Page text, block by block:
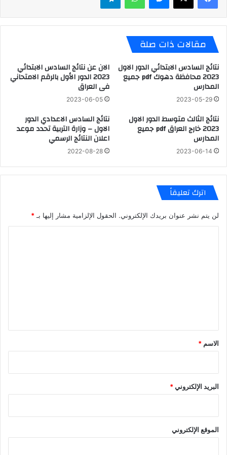
مقالات ذات صلة
نتائج السادس الابتدائي الدور الاول
2023 محافظة دهوك pdf جميع
المدارس
2023-05-29
الان عن نتائج السادس الابتدائي
2023 الدور الأول بالرقم الامتحاني
فى العراق
2023-06-05
نتائج الثالث متوسط الدور الاول
2023 خارج العراق pdf جميع
المدارس
2023-06-14
نتائج السادس الاعدادي الدور
الاول – وزارة التربية تحدد موعد
اعلان النتائج الرسمي
2022-08-28
اترك تعليقاً
لن يتم نشر عنوان بريدك الإلكتروني. الحقول الإلزامية مشار إليها بـ *
*
الاسم *
البريد الإلكتروني*
الموقع الإلكتروني